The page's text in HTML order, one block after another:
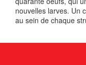
nouvelles larves. Un
au sein de chaque